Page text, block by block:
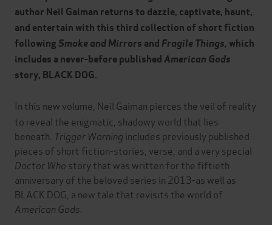
author Neil Gaiman returns to dazzle, captivate, haunt,
and entertain with this third collection of short fiction
following Smoke and Mirrors and Fragile Things, which
includes a never-before publishedAmerican Gods
story, BLACK DOG.
In this new volume, Neil Gaiman pierces the veil of reality
to reveal the enigmatic, shadowy world that lies
beneath. Trigger Warning includes previously published
pieces of short fiction-stories, verse, and a very special
Doctor Who story that was written for the fiftieth
anniversary of the beloved series in 2013-as well as
BLACK DOG, a new tale that revisits the world of
American Gods